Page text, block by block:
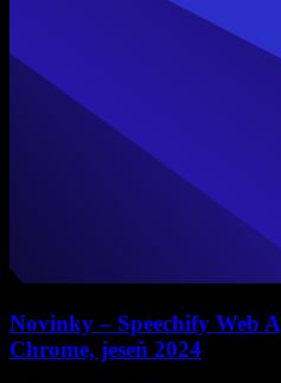
Novinky – Speechify Web
Chrome, jeseň 2024